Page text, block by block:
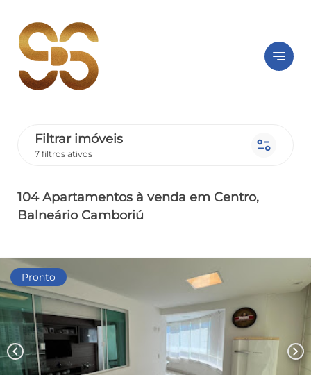
notes
Filtrar imóveis
7 filtros ativos page_info
104 Apartamentos à venda em Centro,
Balneário Camboriú
Pronto
chevron_left chevron_right